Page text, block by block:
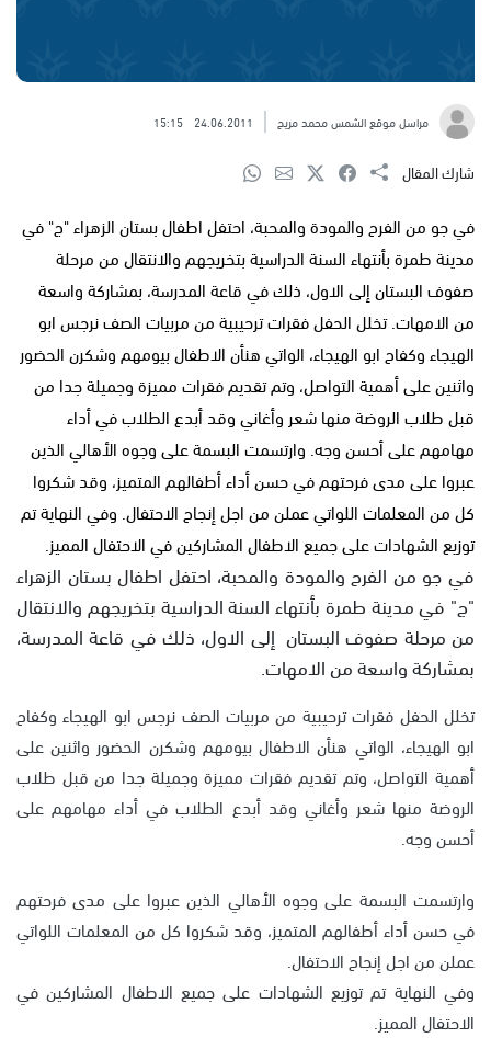
مراسل موقع الشمس محمد مريح 24.06.2011
15:15
شارك المقال
في جو من الفرح والمودة والمحبة، احتفل اطفال بستان الزهراء "ج" في
مدينة طمرة بأنتهاء السنة الدراسية بتخريجهم والانتقال من مرحلة
صفوف البستان إلى الاول، ذلك في قاعة المدرسة، بمشاركة واسعة
من الامهات. تخلل الحفل فقرات ترحيبية من مربيات الصف نرجس ابو
الهيجاء وكفاح ابو الهيجاء، الواتي هنأن الاطفال بيومهم وشكرن الحضور
واثنين على أهمية التواصل، وتم تقديم فقرات مميزة وجميلة جدا من
قبل طلاب الروضة منها شعر وأغاني وقد أبدع الطلاب في أداء
مهامهم على أحسن وجه. وارتسمت البسمة على وجوه الأهالي الذين
عبروا على مدى فرحتهم في حسن أداء أطفالهم المتميز، وقد شكروا
كل من المعلمات اللواتي عملن من اجل إنجاح الاحتفال. وفي النهاية تم
توزيع الشهادات على جميع الاطفال المشاركين في الاحتفال المميز.
في جو من الفرح والمودة والمحبة، احتفل اطفال بستان الزهراء
"ج" في مدينة طمرة بأنتهاء السنة الدراسية بتخريجهم والانتقال
من مرحلة صفوف البستان إلى الاول، ذلك في قاعة المدرسة،
بمشاركة واسعة من الامهات.
تخلل الحفل فقرات ترحيبية من مربيات الصف نرجس ابو الهيجاء وكفاح
ابو الهيجاء، الواتي هنأن الاطفال بيومهم وشكرن الحضور واثنين على
أهمية التواصل، وتم تقديم فقرات مميزة وجميلة جدا من قبل طلاب
الروضة منها شعر وأغاني وقد أبدع الطلاب في أداء مهامهم على
أحسن وجه.
وارتسمت البسمة على وجوه الأهالي الذين عبروا على مدى فرحتهم
في حسن أداء أطفالهم المتميز، وقد شكروا كل من المعلمات اللواتي
عملن من اجل إنجاح الاحتفال.
وفي النهاية تم توزيع الشهادات على جميع الاطفال المشاركين في
الاحتفال المميز.